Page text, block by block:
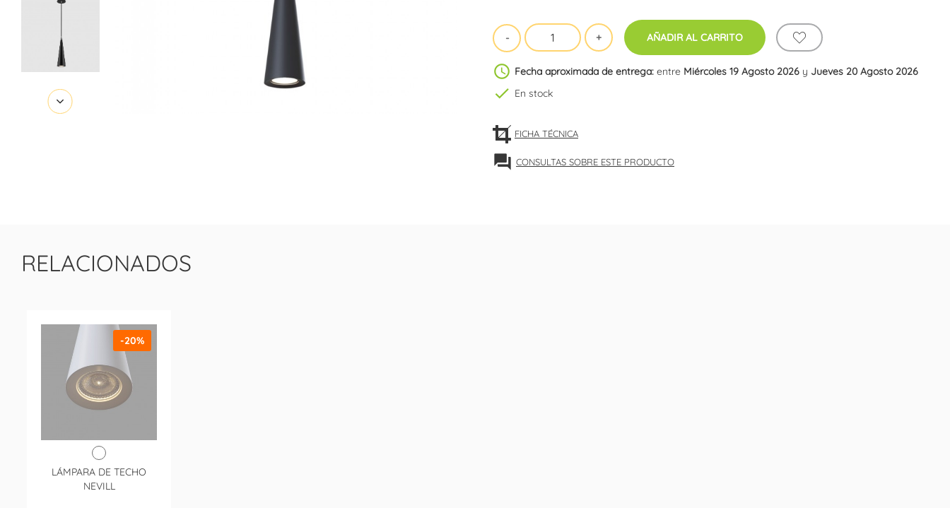
AÑADIR AL CARRITO
schedule Fecha aproximada de entrega: entre Miércoles 19 Agosto 2026 y Jueves 20 Agosto 2026
check En stock
FICHA TÉCNICA
forum CONSULTAS SOBRE ESTE PRODUCTO
RELACIONADOS
LÁMPARA DE TECHO
NEVILL
-20%